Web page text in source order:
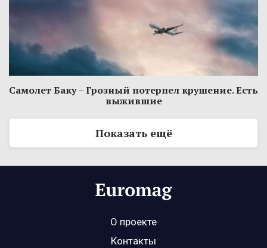
Самолет Баку – Грозный потерпел крушение. Есть
выжившие
Показать ещё
О проекте
Контакты